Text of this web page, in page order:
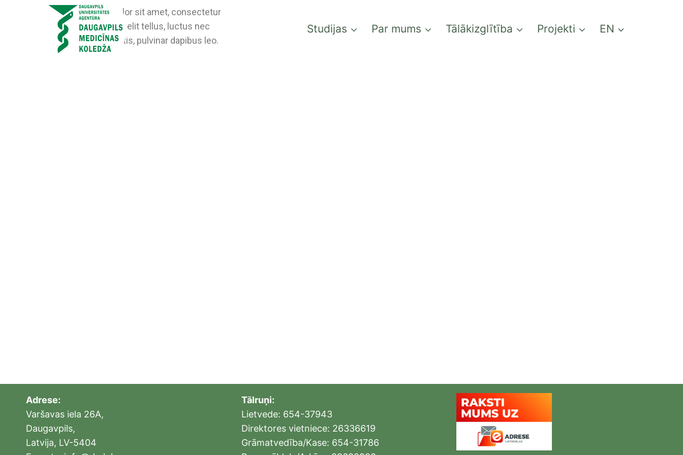
Studijas Par mums Tālākizglītība Projekti EN
Lorem ipsum dolor sit amet, consectetur
adipiscing elit. Ut elit tellus, luctus nec
ullamcorper mattis, pulvinar dapibus leo.
Adrese:
Varšavas iela 26A,
Daugavpils,
Latvija, LV-5404
Tālruņi:
Lietvede: 654-37943
Direktores vietniece: 26336619
Grāmatvedība/Kase: 654-31786